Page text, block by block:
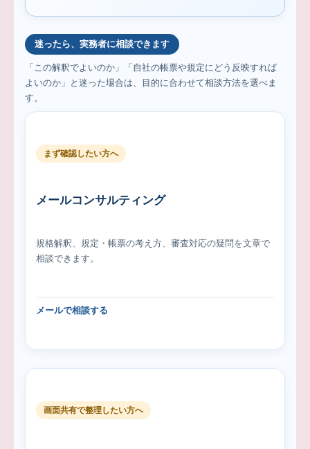
迷ったら、実務者に相談できます
「この解釈でよいのか」「自社の帳票や規定にどう反映すれば
よいのか」と迷った場合は、目的に合わせて相談方法を選べま
す。
まず確認したい方へ
メールコンサルティング
規格解釈、規定・帳票の考え方、審査対応の疑問を文章で
相談できます。
メールで相談する
画面共有で整理したい方へ